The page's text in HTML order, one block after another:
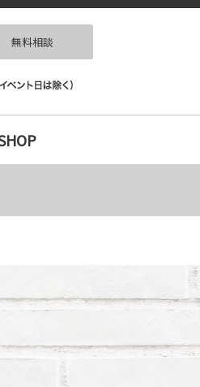
チ）KOBE
無料相談